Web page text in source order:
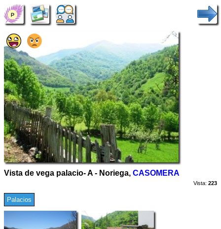
Vista de vega palacio- A - Noriega, CASOMERA
Vista: 223
Palacios